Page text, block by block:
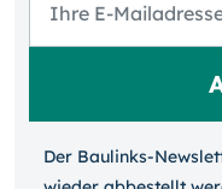
Der Baulinks-